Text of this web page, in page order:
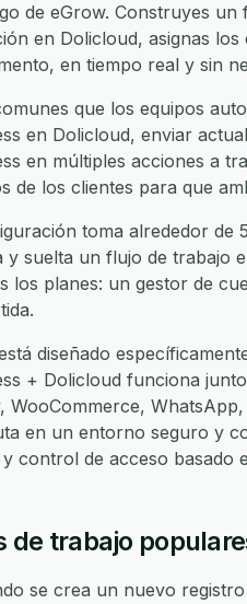
de eGrow. Construyes
en Dolicloud, asignas
en tiempo real y sin
que los equipos
en Dolicloud, enviar
en múltiples acciones a
de los clientes para que
toma alrededor de
y suelta un flujo de trabajo
los planes: un gestor de
diseñado
+ Dolicloud funciona
WooCommerce,
en un entorno seguro y
control de acceso basado
de trabajo
se crea un nuevo